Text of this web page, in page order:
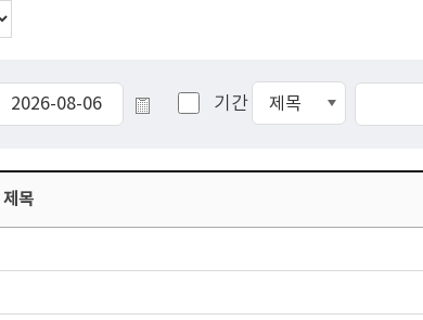
기간
제목